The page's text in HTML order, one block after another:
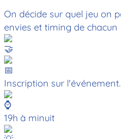
On décide sur quel jeu on
envies et timing de chacun
Inscription sur l'événement.
19h à minuit